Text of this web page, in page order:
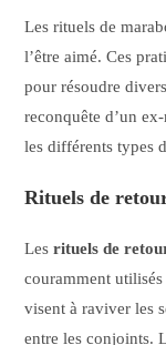
Les rituels de
l’être aimé. Ces
pour résoudre
reconquête d’un
les différents types
Rituels de
Lesrituels de
couramment
visent à raviver les
entre les conjoints.